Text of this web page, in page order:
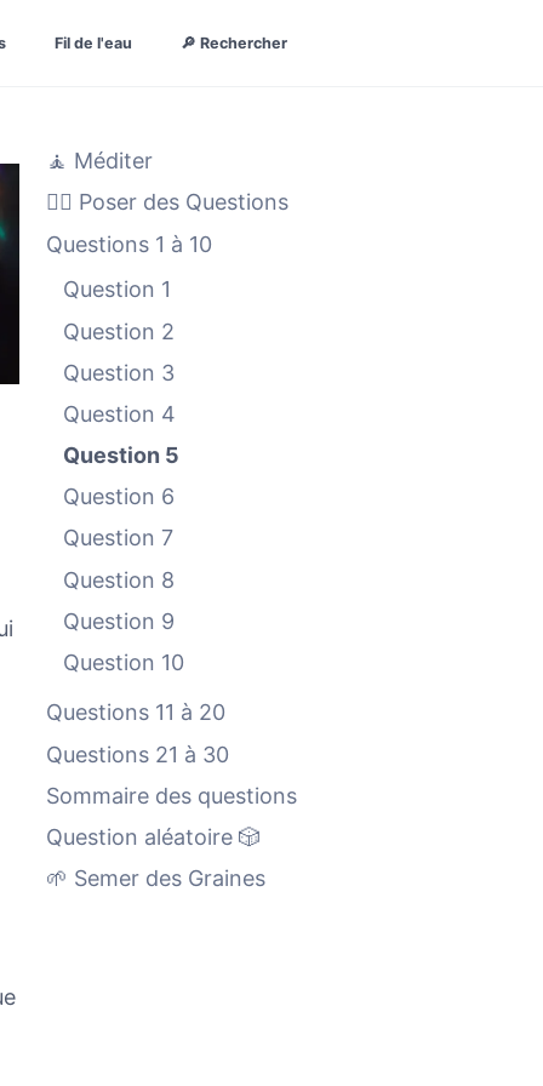
Fil de l'eau 🔎 Rechercher
🧘 Méditer
🙋‍♀️ Poser des Questions
Questions 1 à 10
Question 1
Question 2
Question 3
Question 4
Question 5
Question 6
Question 7
Question 8
Question 9
Question 10
Questions 11 à 20
Questions 21 à 30
Sommaire des questions
Question aléatoire 🎲
🌱 Semer des Graines